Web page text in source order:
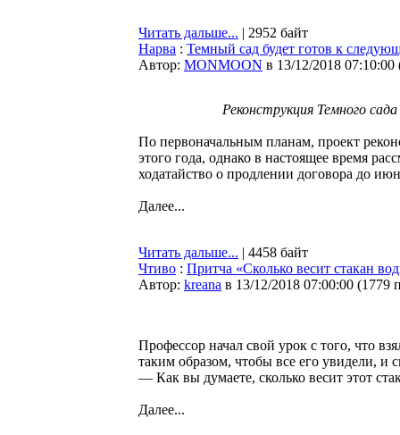
Читать дальше... | 2952 байт
Нарва : Темный сад будет готов к
Автор: MONMOON в 13/12/2018 07:10:00
Реконструкция Темного
По первоначальным планам, проект
этого года, однако в настоящее время
ходатайство о продлении договора до
Далее...
Читать дальше... | 4458 байт
Чтиво : Притча «Сколько весит стакан
Автор: kreana в 13/12/2018 07:00:00 (1779
Профессор начал свой урок с того, что
таким образом, чтобы все его увидели, и
— Как вы думаете, сколько весит этот
Далее...